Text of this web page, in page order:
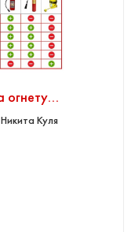
Таблица выбора огнетушителей по рангу очага пожара
Никита Куля